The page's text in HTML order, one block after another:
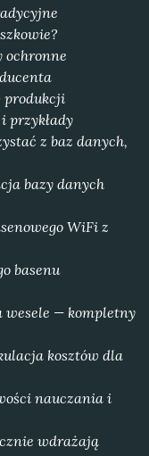
ochronne
produkcji
przykłady
z baz danych,
bazy danych
WiFi z
basenu
wesele — kompletny
kosztów dla
nauczania i
wdrażają